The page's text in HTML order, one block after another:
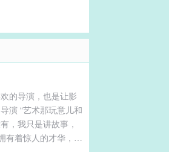
的导演，也是让影
演 “艺术那玩意儿和
，我只是讲故事，
有着惊人的才华，无